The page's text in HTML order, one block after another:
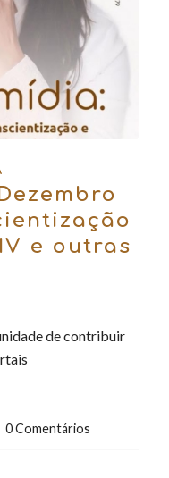
e outras
de contribuir
0 Comentários